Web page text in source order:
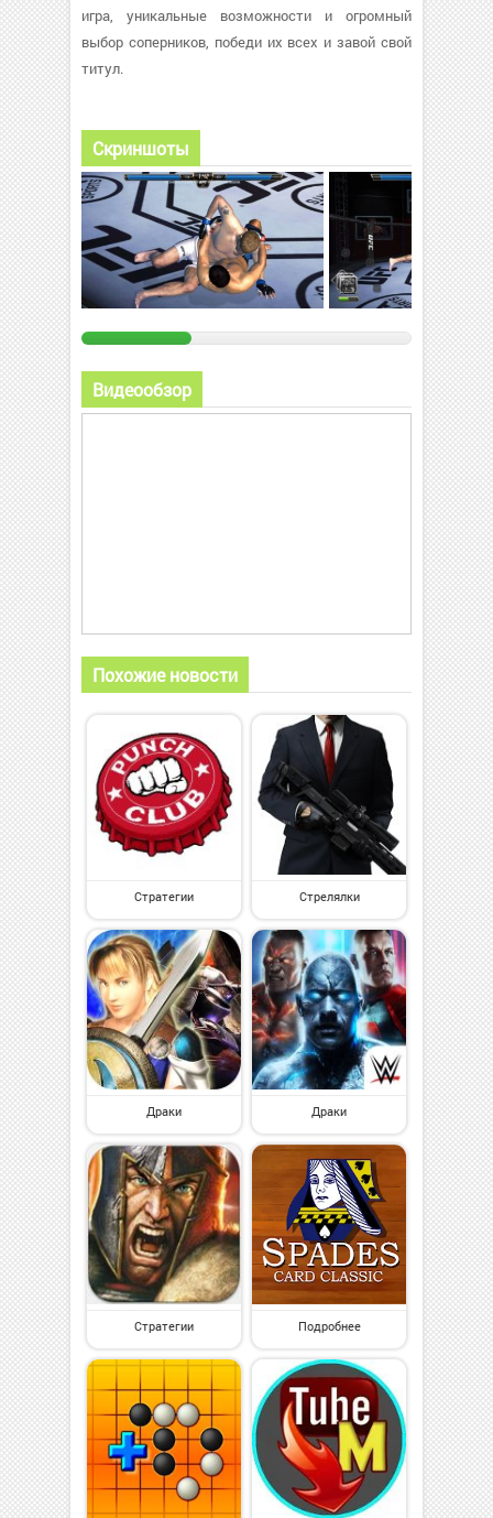
игра, уникальные возможности и огромный
выбор соперников, победи их всех и завой свой
титул.
Скриншоты
Видеообзор
Похожие новости
Стратегии Стрелялки
Драки Драки
Стратегии Подробнее